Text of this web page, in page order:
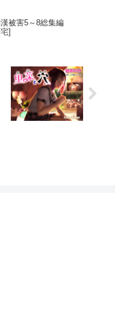
被害5～8総集編
]